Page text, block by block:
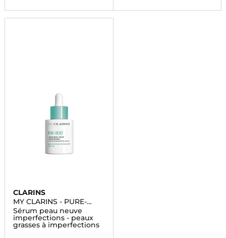
CLARINS
MY CLARINS - PURE-
RESET
Sérum peau neuve
imperfections - peaux
grasses à imperfections